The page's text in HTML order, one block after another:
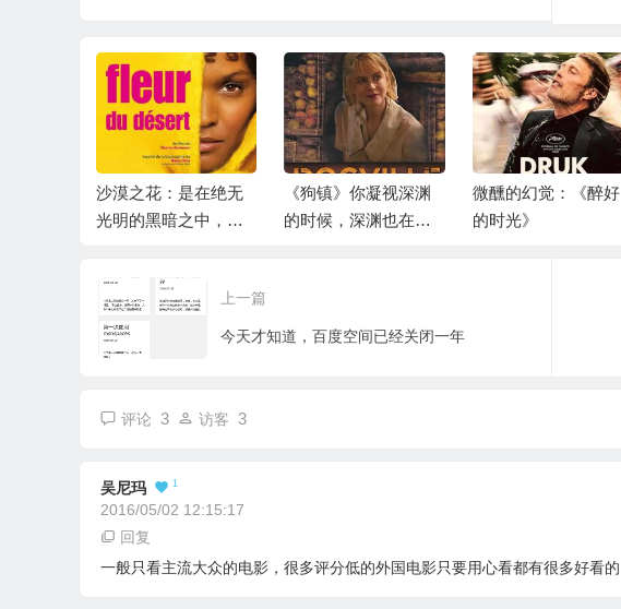
沙漠之花：是在绝无
光明的黑暗之中，还
《狗镇》你凝视深渊
的时候，深渊也在凝
微醺的幻觉：《醉好
的时光》
上一篇
今天才知道，百度空间已经关闭一年
评论 3 访客 3
吴尼玛 1
2016/05/02 12:15:17
回复
一般只看主流大众的电影，很多评分低的外国电影只要用心看都有很多好看的